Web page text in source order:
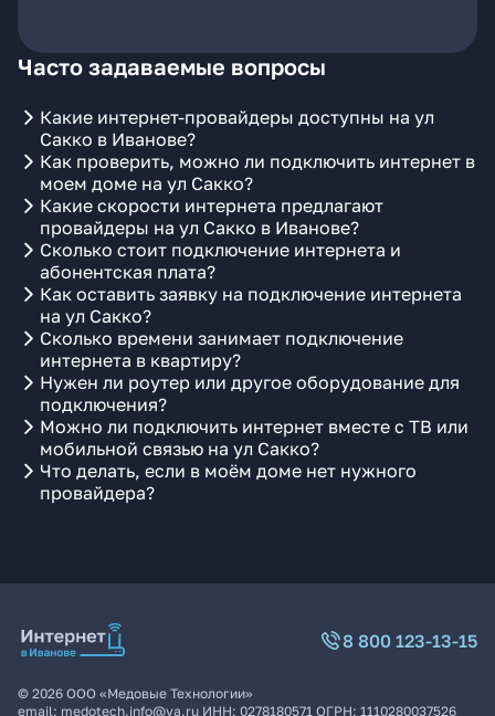
Часто задаваемые вопросы
Какие интернет-провайдеры доступны на ул
Сакко в Иванове?
Как проверить, можно ли подключить интернет в
моем доме на ул Сакко?
Какие скорости интернета предлагают
провайдеры на ул Сакко в Иванове?
Сколько стоит подключение интернета и
абонентская плата?
Как оставить заявку на подключение интернета
на ул Сакко?
Сколько времени занимает подключение
интернета в квартиру?
Нужен ли роутер или другое оборудование для
подключения?
Можно ли подключить интернет вместе с ТВ или
мобильной связью на ул Сакко?
Что делать, если в моём доме нет нужного
провайдера?
8 800 123-13-15
© 2026 ООО «Медовые Технологии»
email: medotech.info@ya.ru ИНН: 0278180571 ОГРН: 1110280037526